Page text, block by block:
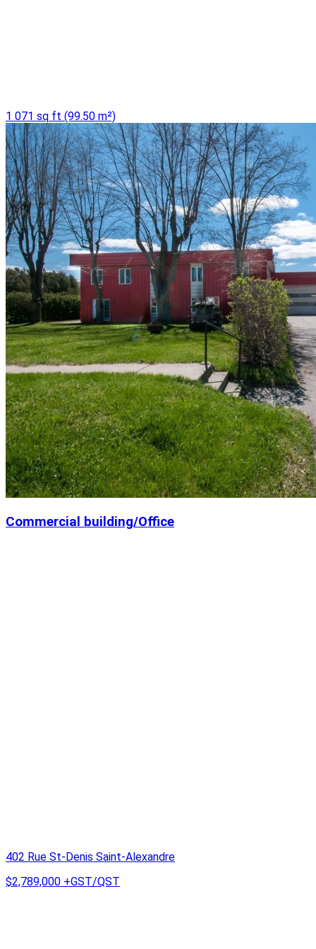
1 071 sq ft (99.50 m²)
Commercial building/Office
402 Rue St-Denis Saint-Alexandre
$2,789,000 +GST/QST